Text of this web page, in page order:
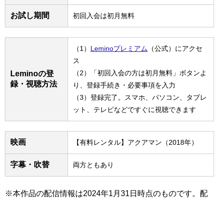
お試し期間 初回入会は初月無料
Leminoの登
録・視聴方法
（1） Leminoプレミアム （公式）にアクセ
ス
（2）「初回入会の方は初月無料」ボタンよ
り、登録手続き・必要事項を入力
（3）登録完了。スマホ、パソコン、タブレ
ット、テレビなどですぐに視聴できます
映画 【有料レンタル】アクアマン（2018年）
字幕・吹替 両方ともあり
※本作品の配信情報は2024年1月31日時点のものです。配